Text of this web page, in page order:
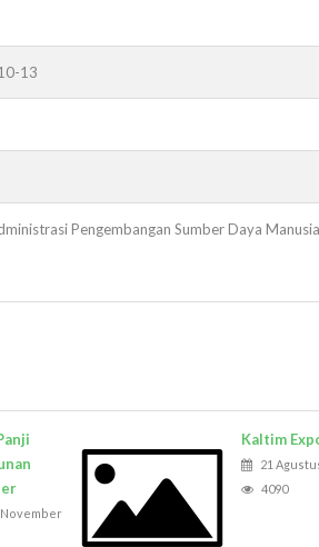
13
Pengembangan Sumber Daya
November
Kaltim
21
4090